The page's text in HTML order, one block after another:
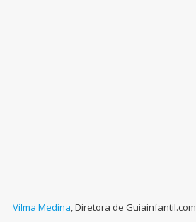
Vilma Medina,Diretora de Guiainfantil.com